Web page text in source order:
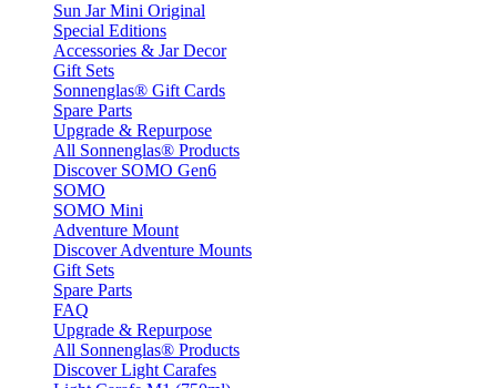
Sun Jar Mini Original
Special Editions
Accessories & Jar Decor
Gift Sets
Sonnenglas® Gift Cards
Spare Parts
Upgrade & Repurpose
All Sonnenglas® Products
Discover SOMO Gen6
SOMO
SOMO Mini
Adventure Mount
Discover Adventure Mounts
Gift Sets
Spare Parts
FAQ
Upgrade & Repurpose
All Sonnenglas® Products
Discover Light Carafes